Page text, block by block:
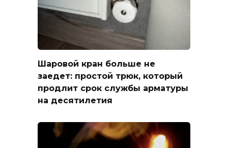
Шаровой кран больше не
заедет: простой трюк, который
продлит срок службы арматуры
на десятилетия